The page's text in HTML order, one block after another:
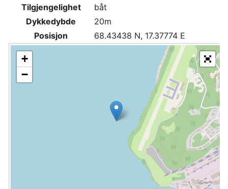
Tilgjengelighet
båt
Dykkedybde
20m
Posisjon
68.43438 N, 17.37774 E
+
−